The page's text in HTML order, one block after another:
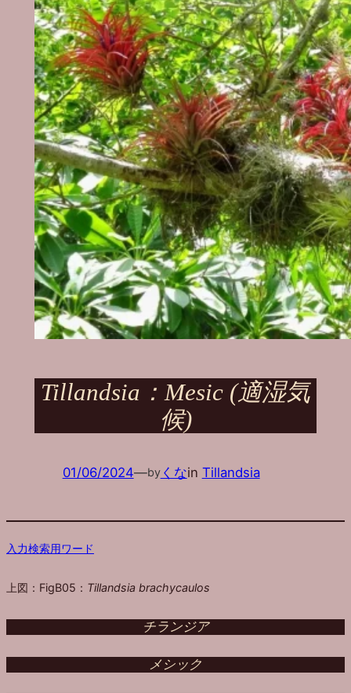
Tillandsia：Mesic (適湿気
候)
01/06/2024—byくなin Tillandsia
入力検索用ワード
上図：FigB05： Tillandsia brachycaulos
チランジア
メシック